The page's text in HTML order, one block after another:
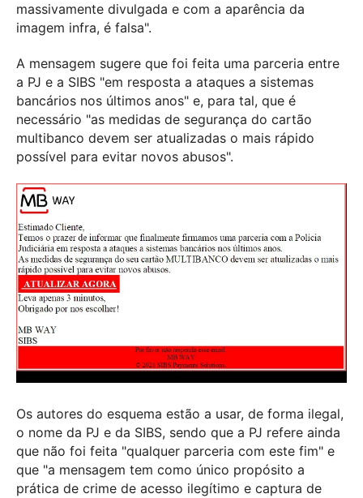
massivamente divulgada e com a aparência da
imagem infra, é falsa".
A mensagem sugere que foi feita uma parceria entre
a PJ e a SIBS "em resposta a ataques a sistemas
bancários nos últimos anos" e, para tal, que é
necessário "as medidas de segurança do cartão
multibanco devem ser atualizadas o mais rápido
possível para evitar novos abusos".
Os autores do esquema estão a usar, de forma ilegal,
o nome da PJ e da SIBS, sendo que a PJ refere ainda
que não foi feita "qualquer parceria com este fim" e
que "a mensagem tem como único propósito a
prática de crime de acesso ilegítimo e captura de